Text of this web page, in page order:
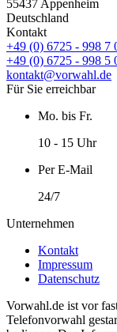
55437 Appenheim
Deutschland
Kontakt
+49 (0) 6725 - 998 7
+49 (0) 6725 - 998 5
kontakt@vorwahl.de
Für Sie erreichbar
Mo. bis Fr.
10 - 15 Uhr
Per E-Mail
24/7
Unternehmen
Kontakt
Impressum
Datenschutz
Vorwahl.de ist vor
Telefonvorwahl